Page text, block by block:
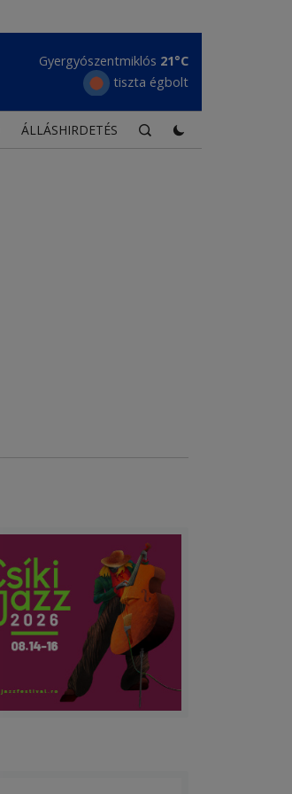
Maroshévíz 21°C
tiszta égbolt
ÁLLÁSHIRDETÉS